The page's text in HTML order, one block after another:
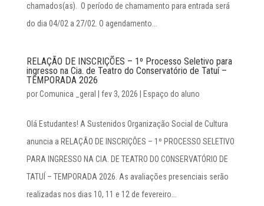
chamados(as). O período de chamamento para entrada será
do dia 04/02 a 27/02. O agendamento...
RELAÇÃO DE INSCRIÇÕES – 1º Processo Seletivo para
ingresso na Cia. de Teatro do Conservatório de Tatuí –
TEMPORADA 2026
porComunica _geral fev 3, 2026 Espaço do aluno
Olá Estudantes! A Sustenidos Organização Social de Cultura
anuncia a RELAÇÃO DE INSCRIÇÕES – 1º PROCESSO SELETIVO
PARA INGRESSO NA CIA. DE TEATRO DO CONSERVATÓRIO DE
TATUÍ – TEMPORADA 2026. As avaliações presenciais serão
realizadas nos dias 10, 11 e 12 de fevereiro...